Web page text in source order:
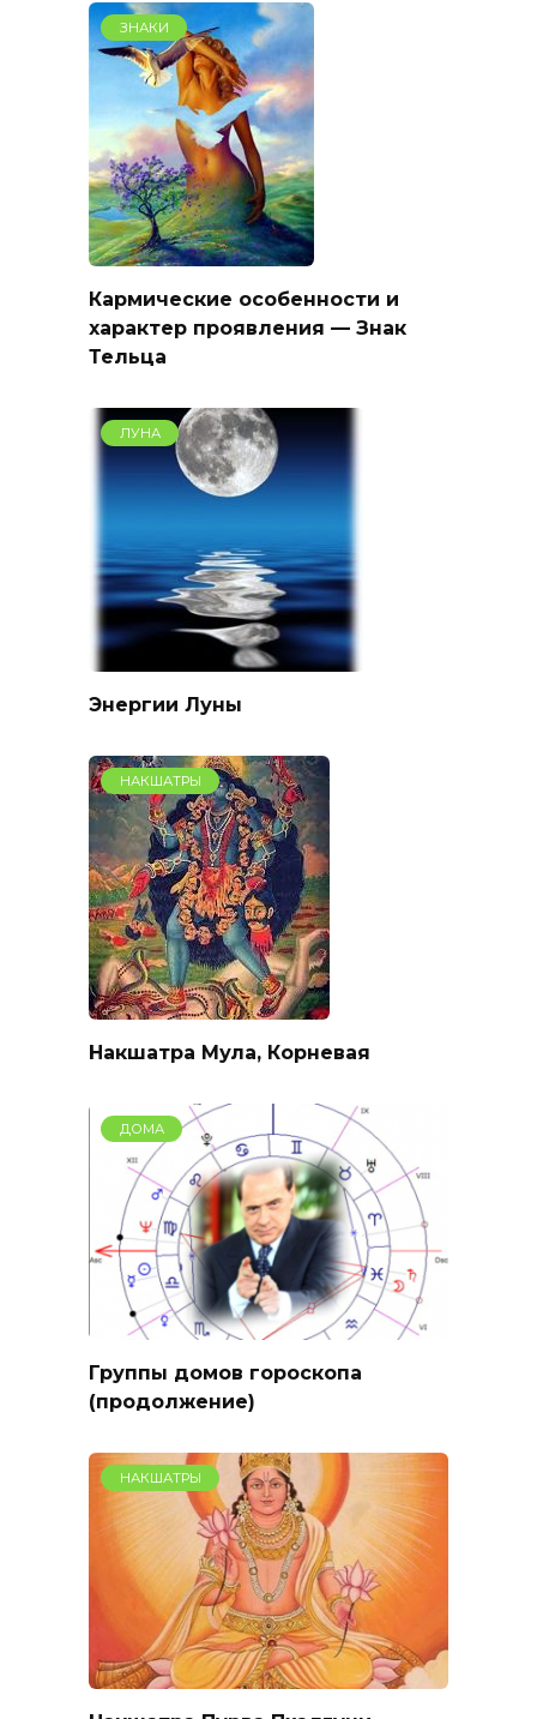
ЗНАКИ
Кармические особенности и
характер проявления — Знак
Тельца
ЛУНА
Энергии Луны
НАКШАТРЫ
Накшатра Мула, Корневая
ДОМА
Группы домов гороскопа
(продолжение)
НАКШАТРЫ